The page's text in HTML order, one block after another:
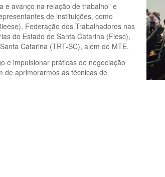
e avanço na relação de trabalho” e
de instituições, como
Federação dos Trabalhadores nas
do Estado de Santa Catarina (Fiesc),
Catarina (TRT-SC), além do MTE.
e impulsionar práticas de negociação
de aprimorarmos as técnicas de